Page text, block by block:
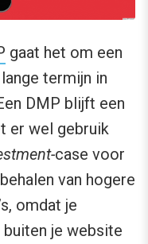
gaat het om een
termijn in
DMP blijft een
er wel gebruik
case voor
van hogere
omdat je
je website